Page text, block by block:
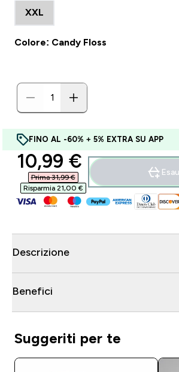
XXL
Colore: Candy Floss
FINO AL -60% + 5% EXTRA SU APP
discounted price
10,99 €‎
Prima 31,99 €‎
Risparmia 21,00 €‎
Descrizione
Benefici
Suggeriti per te